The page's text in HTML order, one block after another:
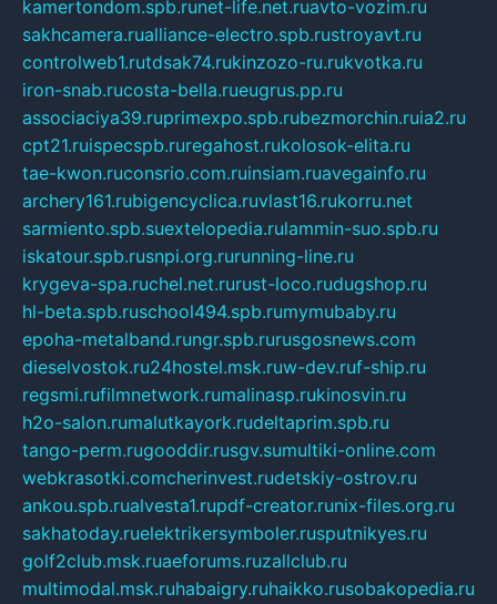
kamertondom.spb.runet-life.net.ruavto-vozim.ru
sakhcamera.rualliance-electro.spb.rustroyavt.ru
controlweb1.rutdsak74.rukinzozo-ru.rukvotka.ru
iron-snab.rucosta-bella.rueugrus.pp.ru
associaciya39.ruprimexpo.spb.rubezmorchin.ruia2.ru
cpt21.ruispecspb.ruregahost.rukolosok-elita.ru
tae-kwon.ruconsrio.com.ruinsiam.ruavegainfo.ru
archery161.rubigencyclica.ruvlast16.rukorru.net
sarmiento.spb.suextelopedia.rulammin-suo.spb.ru
iskatour.spb.rusnpi.org.rurunning-line.ru
krygeva-spa.ruchel.net.rurust-loco.rudugshop.ru
hl-beta.spb.ruschool494.spb.rumymubaby.ru
epoha-metalband.rungr.spb.rurusgosnews.com
dieselvostok.ru24hostel.msk.ruw-dev.ruf-ship.ru
regsmi.rufilmnetwork.rumalinasp.rukinosvin.ru
h2o-salon.rumalutkayork.rudeltaprim.spb.ru
tango-perm.rugooddir.rusgv.sumultiki-online.com
webkrasotki.comcherinvest.rudetskiy-ostrov.ru
ankou.spb.rualvesta1.rupdf-creator.runix-files.org.ru
sakhatoday.ruelektrikersymboler.rusputnikyes.ru
golf2club.msk.ruaeforums.ruzallclub.ru
multimodal.msk.ruhabaigry.ruhaikko.rusobakopedia.ru